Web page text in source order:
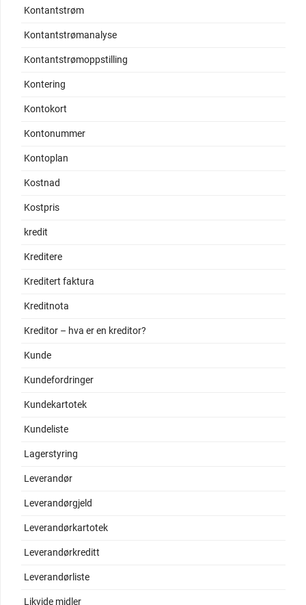
Kontantstrøm
Kontantstrømanalyse
Kontantstrømoppstilling
Kontering
Kontokort
Kontonummer
Kontoplan
Kostnad
Kostpris
kredit
Kreditere
Kreditert faktura
Kreditnota
Kreditor – hva er en kreditor?
Kunde
Kundefordringer
Kundekartotek
Kundeliste
Lagerstyring
Leverandør
Leverandørgjeld
Leverandørkartotek
Leverandørkreditt
Leverandørliste
Likvide midler